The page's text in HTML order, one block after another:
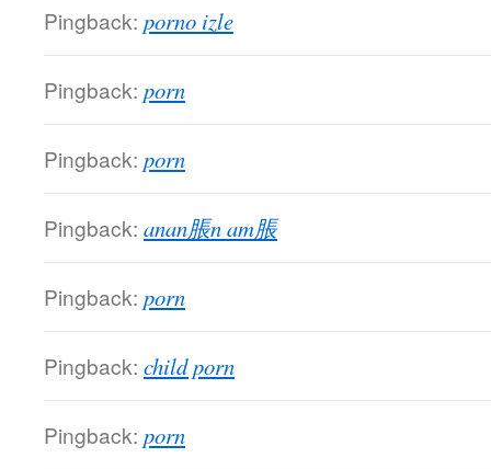
Pingback: porno izle
Pingback: porn
Pingback: porn
Pingback: anan脹n am脹
Pingback: porn
Pingback: child porn
Pingback: porn